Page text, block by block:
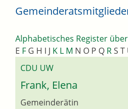
Alphabetisches Register
E F G H I J K L M N O P Q RS T
CDU UW
Frank, Elena
Gemeinderätin